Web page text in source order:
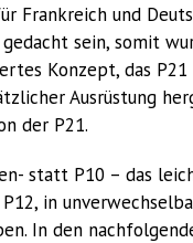
Frankreich und
sein, somit
Konzept, das
Ausrüstung
der P21.
statt P10 – das
in
In den